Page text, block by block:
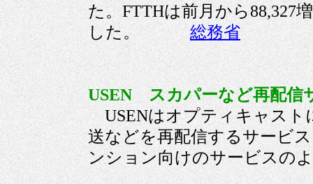
た。FTTHは前月から88,327
した。総務省
USEN スカパーなど再配信
USENはオプティキャスト
送などを再配信するサービ
ンション向けのサービス